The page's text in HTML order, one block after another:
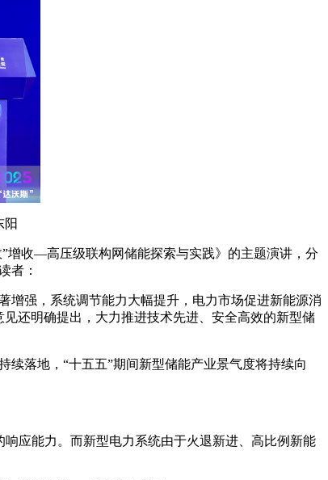
阳
增收—高压级联构网储能探索与实践》的主题演讲，分
者：
增强，系统调节能力大幅提升，电力市场促进新能源消
还明确提出，大力推进技术先进、安全高效的新型储
落地，“十五五”期间新型储能产业景气度将持续向
应能力。而新型电力系统由于火退新进、高比例新能